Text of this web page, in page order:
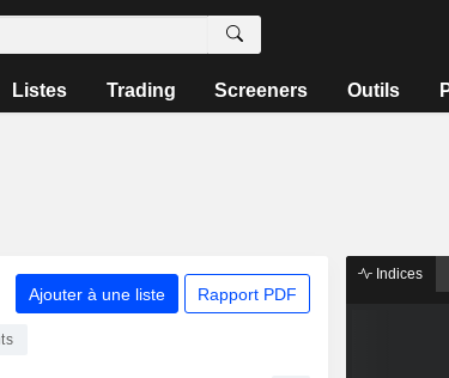
Listes Trading Screeners Outils
Ajouter à une liste Rapport PDF
Indices